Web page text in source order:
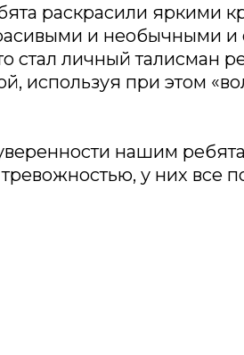
раскрасили яркими
и необычными и
стал личный талисман
используя при этом
нашим
у них все